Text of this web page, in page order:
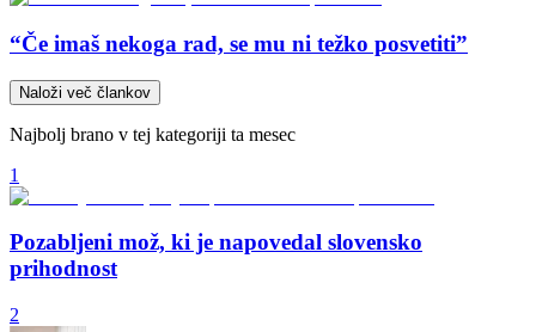
“Če imaš nekoga rad, se mu ni težko posvetiti”
Naloži več člankov
Najbolj brano v tej kategoriji ta mesec
1
Pozabljeni mož, ki je napovedal slovensko
prihodnost
2